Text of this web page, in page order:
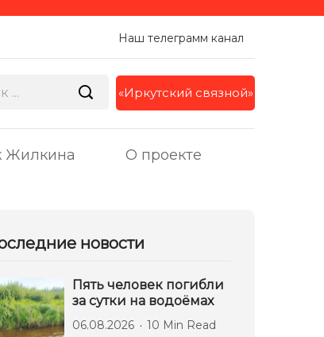
Наш телеграмм канал
«Иркутский связной»
Жилкина О проекте
новости
Пять человек погибли
за сутки на водоёмах
06.08.2026 10 Min Read